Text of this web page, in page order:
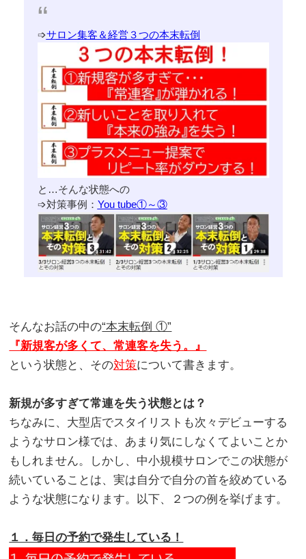
➩サロン集客＆経営３つの本末転倒
と…そんな状態への
➩対策事例： You tube①～③
そんなお話の中の“本末転倒 ①”
『新規客が多くて、常連客を失う。』
という状態と、その対策について書きます。
新規が多すぎて常連を失う状態とは？
ちなみに、大型店でスタイリストも次々デビューする
ようなサロン様では、あまり気にしなくてよいことか
もしれません。しかし、中小規模サロンでこの状態が
続いていることは、実は自分で自分の首を絞めている
ような状態になります。以下、２つの例を挙げます。
１．毎日の予約で発生している！